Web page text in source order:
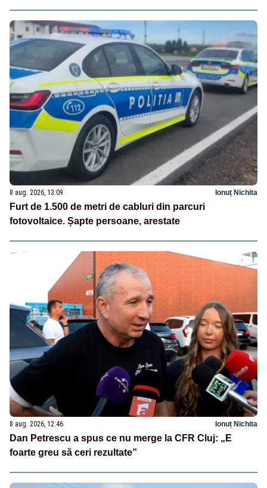
8 aug. 2026, 13:09 Ionuț Nichita
Furt de 1.500 de metri de cabluri din parcuri
fotovoltaice. Șapte persoane, arestate
8 aug. 2026, 12:46 Ionuț Nichita
Dan Petrescu a spus ce nu merge la CFR Cluj: „E
foarte greu să ceri rezultate”